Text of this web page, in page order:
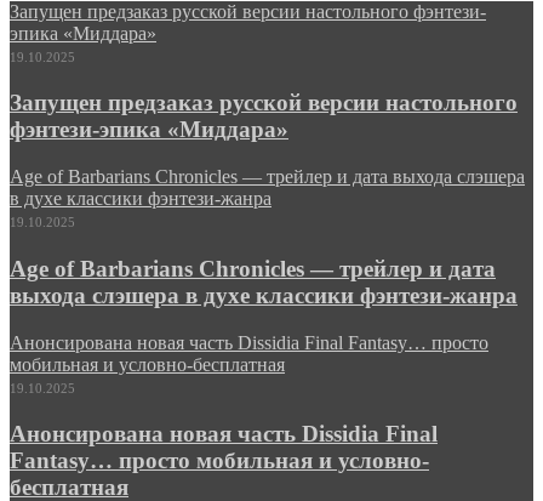
Запущен предзаказ русской версии настольного фэнтези-
эпика «Миддара»
19.10.2025
Запущен предзаказ русской версии настольного
фэнтези-эпика «Миддара»
Age of Barbarians Chronicles — трейлер и дата выхода слэшера
в духе классики фэнтези-жанра
19.10.2025
Age of Barbarians Chronicles — трейлер и дата
выхода слэшера в духе классики фэнтези-жанра
Анонсирована новая часть Dissidia Final Fantasy… просто
мобильная и условно-бесплатная
19.10.2025
Анонсирована новая часть Dissidia Final
Fantasy… просто мобильная и условно-
бесплатная